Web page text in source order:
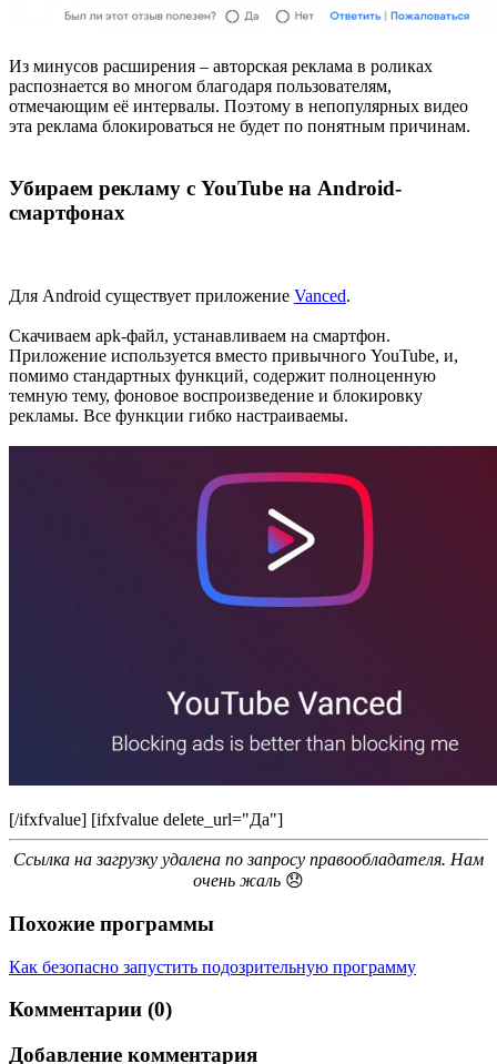
Из минусов расширения – авторская реклама в роликах
распознается во многом благодаря пользователям,
отмечающим её интервалы. Поэтому в непопулярных видео
эта реклама блокироваться не будет по понятным причинам.
Убираем рекламу с YouTube на Android-
смартфонах
Для Android существует приложение Vanced.
Скачиваем apk-файл, устанавливаем на смартфон.
Приложение используется вместо привычного YouTube, и,
помимо стандартных функций, содержит полноценную
темную тему, фоновое воспроизведение и блокировку
рекламы. Все функции гибко настраиваемы.
[/ifxfvalue] [ifxfvalue delete_url="Да"]
Ссылка на загрузку удалена по запросу правообладателя. Нам
очень жаль 😞
Похожие программы
Как безопасно запустить подозрительную программу
Комментарии (0)
Добавление комментария